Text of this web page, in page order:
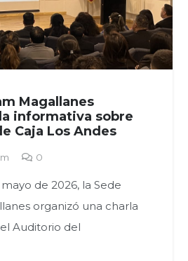
Magallanes
informativa sobre
Caja Los Andes
0
de 2026, la Sede
organizó una charla
Auditorio del